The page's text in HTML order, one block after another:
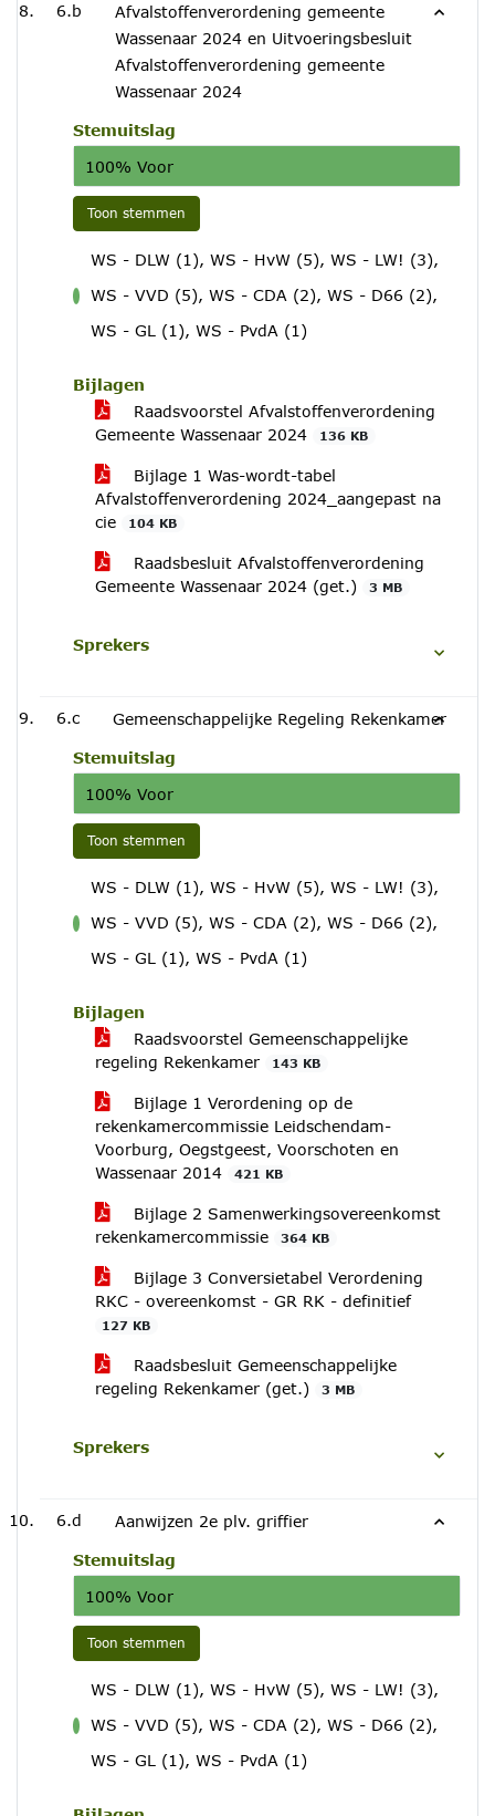
6.b
Afvalstoffenverordening gemeente
Wassenaar 2024 en Uitvoeringsbesluit
Afvalstoffenverordening gemeente
Wassenaar 2024
Stemuitslag
100% Voor
Toon stemmen
WS - DLW (1), WS - HvW (5), WS - LW! (3),
WS - VVD (5), WS - CDA (2), WS - D66 (2),
WS - GL (1), WS - PvdA (1)
Bijlagen
Raadsvoorstel Afvalstoffenverordening
Gemeente Wassenaar 2024
136 KB
Bijlage 1 Was-wordt-tabel
Afvalstoffenverordening 2024_aangepast na
cie
104 KB
Raadsbesluit Afvalstoffenverordening
Gemeente Wassenaar 2024 (get.)
3 MB
Sprekers
6.c Gemeenschappelijke Regeling Rekenkamer
Stemuitslag
100% Voor
Toon stemmen
WS - DLW (1), WS - HvW (5), WS - LW! (3),
WS - VVD (5), WS - CDA (2), WS - D66 (2),
WS - GL (1), WS - PvdA (1)
Bijlagen
Raadsvoorstel Gemeenschappelijke
regeling Rekenkamer
143 KB
Bijlage 1 Verordening op de
rekenkamercommissie Leidschendam-
Voorburg, Oegstgeest, Voorschoten en
Wassenaar 2014
421 KB
Bijlage 2 Samenwerkingsovereenkomst
rekenkamercommissie
364 KB
Bijlage 3 Conversietabel Verordening
RKC - overeenkomst - GR RK - definitief
127 KB
Raadsbesluit Gemeenschappelijke
regeling Rekenkamer (get.)
3 MB
Sprekers
6.d Aanwijzen 2e plv. griffier
Stemuitslag
100% Voor
Toon stemmen
WS - DLW (1), WS - HvW (5), WS - LW! (3),
WS - VVD (5), WS - CDA (2), WS - D66 (2),
WS - GL (1), WS - PvdA (1)